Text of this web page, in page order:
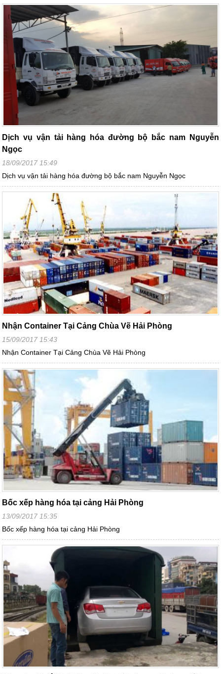
Dịch vụ vận tải hàng hóa đường bộ bắc nam Nguyễn
Ngọc
18/09/2017 15:49
Dịch vụ vận tải hàng hóa đường bộ bắc nam Nguyễn Ngọc
Nhận Container Tại Cảng Chùa Vẽ Hải Phòng
15/09/2017 15:43
Nhận Container Tại Cảng Chùa Vẽ Hải Phòng
Bốc xếp hàng hóa tại cảng Hải Phòng
13/09/2017 15:35
Bốc xếp hàng hóa tại cảng Hải Phòng